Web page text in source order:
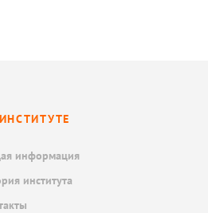
информация
института